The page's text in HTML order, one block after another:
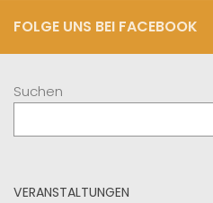
FOLGE UNS BEI FACEBOOK
Suchen
VERANSTALTUNGEN